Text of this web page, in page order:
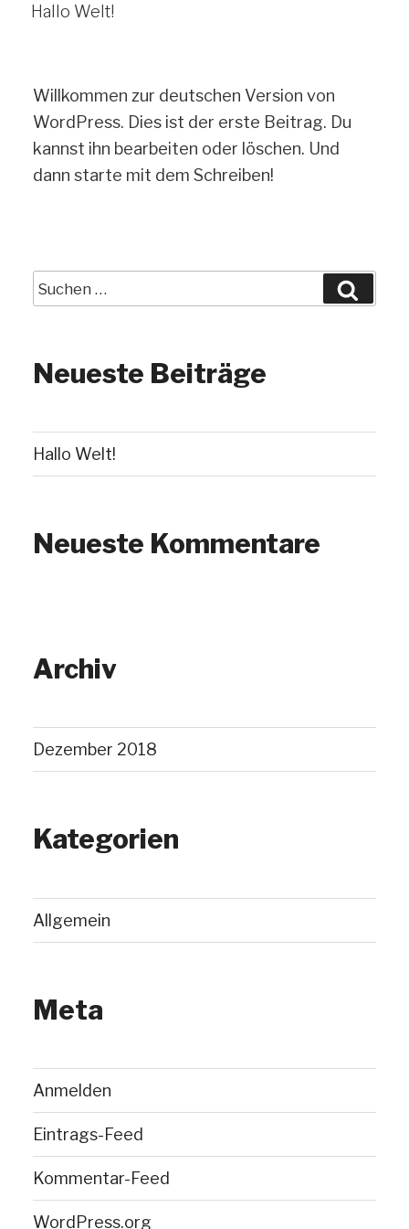
Hallo Welt!
Willkommen zur deutschen Version von
WordPress. Dies ist der erste Beitrag. Du
kannst ihn bearbeiten oder löschen. Und
dann starte mit dem Schreiben!
Suche
nach:
Neueste Beiträge
Hallo Welt!
Neueste Kommentare
Archiv
Dezember 2018
Kategorien
Allgemein
Meta
Anmelden
Eintrags-Feed
Kommentar-Feed
WordPress.org